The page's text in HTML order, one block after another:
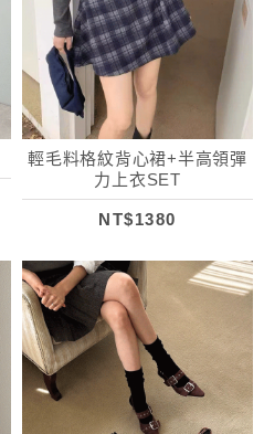
輕毛料格紋背心裙+半高領彈
力上衣SET
NT$1380